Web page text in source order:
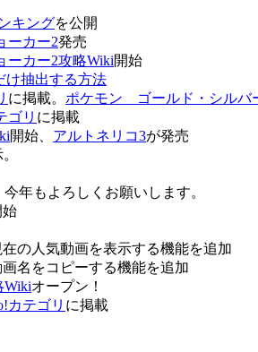
キングを公開
ーカー2発売
ーカー2攻略Wiki開始
け抽出する方法
に掲載。 ポケモン ゴールド・シルバ
ゴリ に掲載
開始、 アルトネリコ3が発売
年もよろしくお願いします。
始
在の人気動画を表示する機能を追加
画名をコピーする機能を追加
オープン！
カテゴリ に掲載